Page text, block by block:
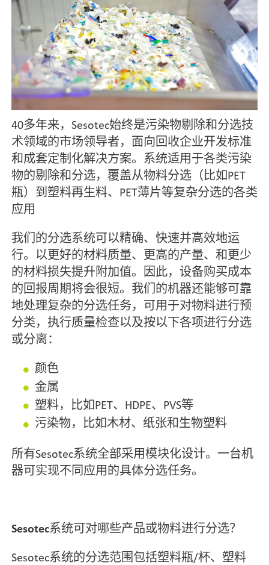
40多年来，Sesotec始终是污染物剔除和分选技
术领域的市场领导者，面向回收企业开发标准
和成套定制化解决方案。系统适用于各类污染
物的剔除和分选，覆盖从物料分选（比如PET
瓶）到塑料再生料、PET薄片等复杂分选的各类
应用
我们的分选系统可以精确、快速并高效地运
行。以更好的材料质量、更高的产量、和更少
的材料损失提升附加值。因此，设备购买成本
的回报周期将会很短。我们的机器还能够可靠
地处理复杂的分选任务，可用于对物料进行预
分类，执行质量检查以及按以下各项进行分选
或分离：
颜色
金属
塑料，比如PET、HDPE、PVS等
污染物，比如木材、纸张和生物塑料
所有Sesotec系统全部采用模块化设计。一台机
器可实现不同应用的具体分选任务。
Sesotec系统可对哪些产品或物料进行分选？
Sesotec系统的分选范围包括塑料瓶/杯、塑料